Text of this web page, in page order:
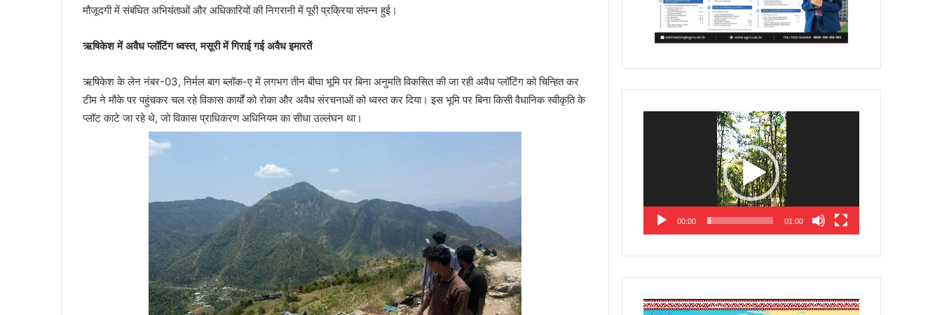
मौजूदगी में संबंधित अभियंताओं और अधिकारियों की निगरानी में पूरी प्रक्रिया संपन्न हुई।
ऋषिकेश में अवैध प्लॉटिंग ध्वस्त, मसूरी में गिराई गई अवैध इमारतें
ऋषिकेश के लेन नंबर-03, निर्मल बाग ब्लॉक-ए में लगभग तीन बीघा भूमि पर बिना अनुमति विकसित की जा रही अवैध प्लॉटिंग को चिन्हित कर
टीम ने मौके पर पहुंचकर चल रहे विकास कार्यों को रोका और अवैध संरचनाओं को ध्वस्त कर दिया। इस भूमि पर बिना किसी वैधानिक स्वीकृति के
प्लॉट काटे जा रहे थे, जो विकास प्राधिकरण अधिनियम का सीधा उल्लंघन था।
00:00 01:00
Video